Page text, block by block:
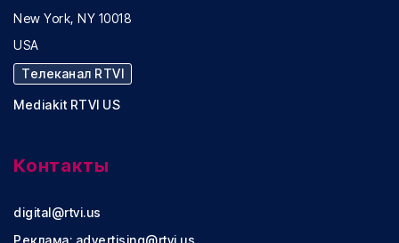
New York, NY 10018
USA
Телеканал RTVI
Mediakit RTVI US
Контакты
digital@rtvi.us
Реклама: advertising@rtvi.us